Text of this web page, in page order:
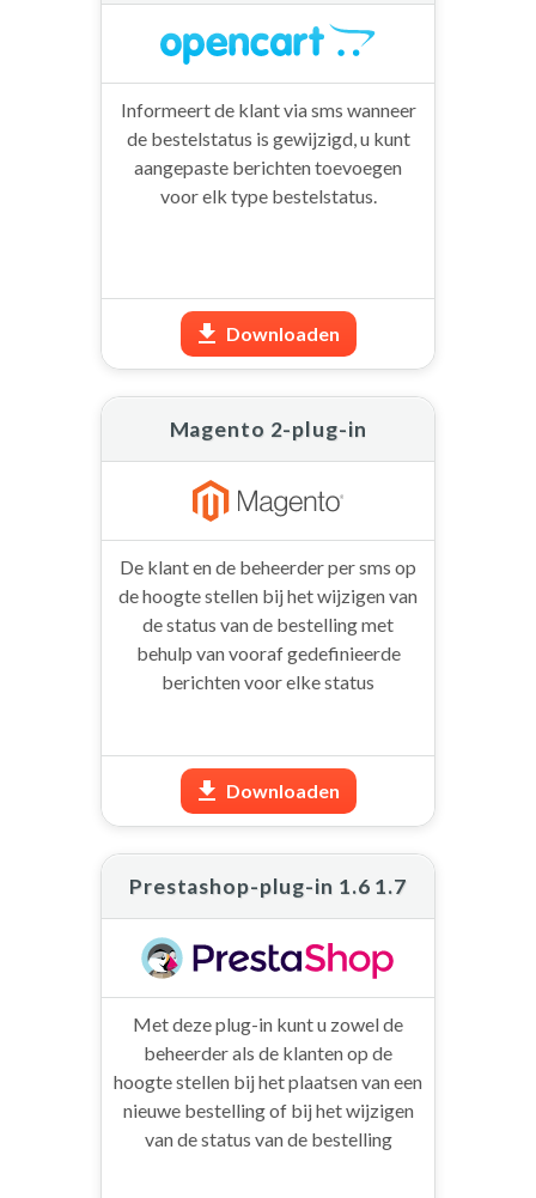
Informeert de klant via sms wanneer
de bestelstatus is gewijzigd, u kunt
aangepaste berichten toevoegen
voor elk type bestelstatus.
Downloaden
Magento 2-plug-in
De klant en de beheerder per sms op
de hoogte stellen bij het wijzigen van
de status van de bestelling met
behulp van vooraf gedefinieerde
berichten voor elke status
Downloaden
Prestashop-plug-in 1.6 1.7
Met deze plug-in kunt u zowel de
beheerder als de klanten op de
hoogte stellen bij het plaatsen van een
nieuwe bestelling of bij het wijzigen
van de status van de bestelling